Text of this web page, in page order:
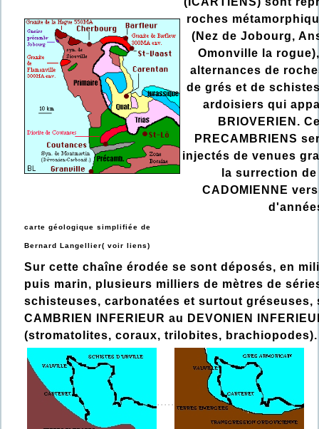
roches
(Nez de Jobourg,
Omonville la
alternances de
de grés et de
ardoisiers qui
BRIOVERIEN.
PRECAMBRIENS
injectés de venues
la surrection
CADOMIENNE
carte géologique simplifiée de
Bernard Langellier( voir liens)
Sur cette chaîne érodée se sont déposés, en
puis marin, plusieurs milliers de mètres de
schisteuses, carbonatées et surtout gréseuses,
CAMBRIEN INFERIEUR au DEVONIEN
(stromatolites, coraux, trilobites, brachiopodes).
.....